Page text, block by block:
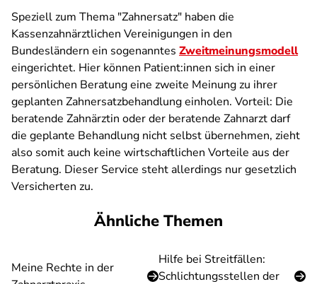
Speziell zum Thema "Zahnersatz" haben die
Kassenzahnärztlichen Vereinigungen in den
Bundesländern ein sogenanntes Zweitmeinungsmodell
eingerichtet. Hier können Patient:innen sich in einer
persönlichen Beratung eine zweite Meinung zu ihrer
geplanten Zahnersatzbehandlung einholen. Vorteil: Die
beratende Zahnärztin oder der beratende Zahnarzt darf
die geplante Behandlung nicht selbst übernehmen, zieht
also somit auch keine wirtschaftlichen Vorteile aus der
Beratung. Dieser Service steht allerdings nur gesetzlich
Versicherten zu.
Ähnliche Themen
Meine Rechte in der
Hilfe bei Streitfällen:
Schlichtungsstellen der